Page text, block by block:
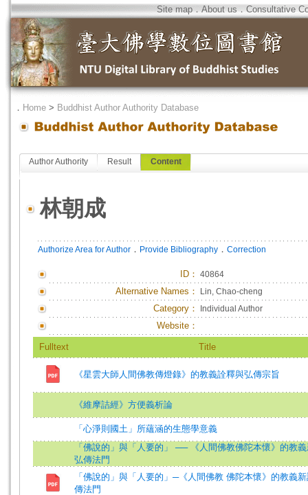
Site map．About us．Consultative
． Home > Buddhist Author Authority Database
Author Authority Result Content
林朝成
Authorize Area for Author ． Provide Bibliography ． Correction
ID ： 40864
Alternative Names： Lin, Chao-cheng
Category： Individual Author
Website：
Fulltext Title
《星雲大師人間佛教傳燈錄》的教義詮釋與弘傳宗旨
《維摩詰經》方便義析論
「心淨則國土」所蘊涵的生態學意義
「佛說的」與「人要的」 ── 《人間佛教佛陀本懷》的教
弘傳法門
「佛說的」與「人要的」─《人間佛教 佛陀本懷》的教義
傳法門